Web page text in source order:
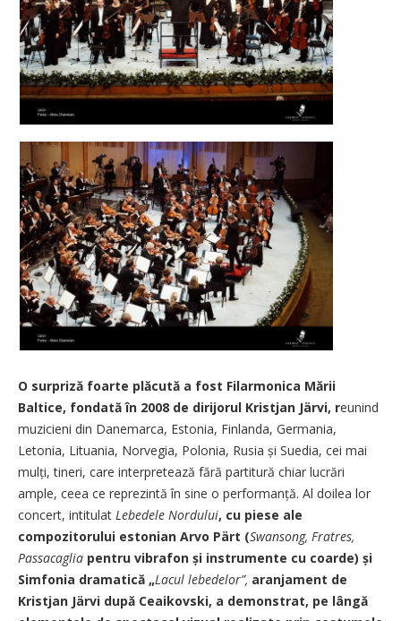
O surpriză foarte plăcută a fost Filarmonica Mării
Baltice, fondată în 2008 de dirijorul Kristjan Järvi, reunind
muzicieni din Danemarca, Estonia, Finlanda, Germania,
Letonia, Lituania, Norvegia, Polonia, Rusia și Suedia, cei mai
mulți, tineri, care interpretează fără partitură chiar lucrări
ample, ceea ce reprezintă în sine o performanță. Al doilea lor
concert, intitulat Lebedele Nordului, cu piese ale
compozitorului estonian Arvo Pärt (Swansong, Fratres,
Passacaglia pentru vibrafon și instrumente cu coarde) și
Simfonia dramatică „Lacul lebedelor”, aranjament de
Kristjan Järvi după Ceaikovski, a demonstrat, pe lângă